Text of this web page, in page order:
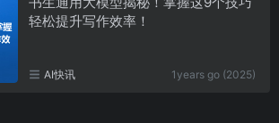
轻松提升写作效率！
AI快讯 1years go (2025)